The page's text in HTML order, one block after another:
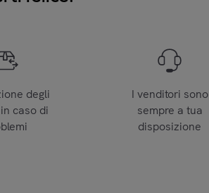
degli
caso di
I venditori sono
sempre a tua
disposizione